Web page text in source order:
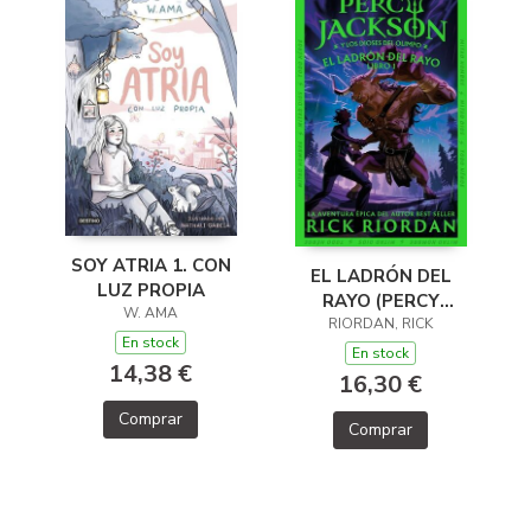
SOY ATRIA 1. CON
LUZ PROPIA
W. AMA
En stock
14,38 €
Comprar
EL LADRÓN DEL
RAYO (PERCY
JACKSON Y LOS
DIOSES DEL OLIMPO
1)
RIORDAN, RICK
En stock
16,30 €
Comprar